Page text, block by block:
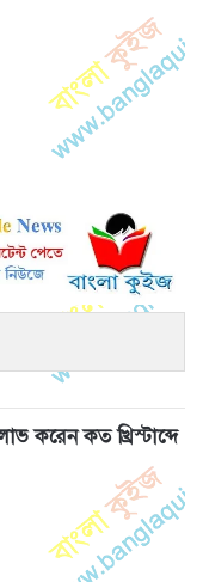
করেন কত খ্রিস্টাব্দে